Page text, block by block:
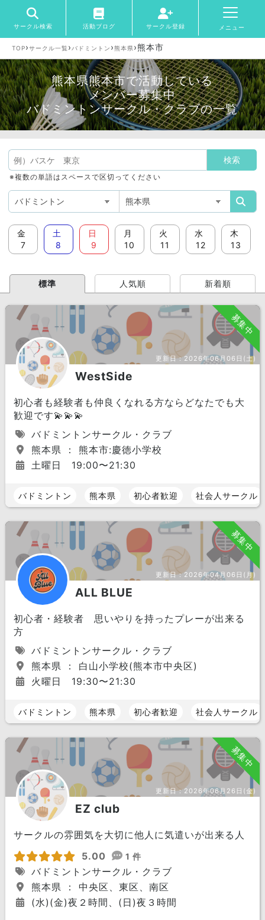
サークル検索 活動ブログ サークル登録 メニュー
TOP›サークル一覧 › バドミントン ›熊本県›熊本市
熊本県熊本市で活動している
メンバー募集中
バドミントンサークル・クラブの一覧
※複数の単語はスペースで区切ってください
金
7
土
8
日
9
月
10
火
11
水
12
木
13
標準 人気順 新着順
募集中
更新日：2026年06月06日(土)
WestSide
初心者も経験者も仲良くなれる方ならどなたでも大
歓迎です💫💫💫
バドミントンサークル・クラブ
熊本県 ： 熊本市:慶徳小学校
土曜日 19:00〜21:30
バドミントン 熊本県 初心者歓迎 社会人サークル
募集中
更新日：2026年04月06日(月)
ALL BLUE
初心者・経験者 思いやりを持ったプレーが出来る
方
バドミントンサークル・クラブ
熊本県 ： 白山小学校(熊本市中央区)
火曜日 19:30〜21:30
バドミントン 熊本県 初心者歓迎 社会人サークル
募集中
更新日：2026年06月26日(金)
EZ club
サークルの雰囲気を大切に他人に気遣いが出来る人
5.00
1 件
バドミントンサークル・クラブ
熊本県 ： 中央区、東区、南区
(水)(金)夜２時間、(日)夜３時間